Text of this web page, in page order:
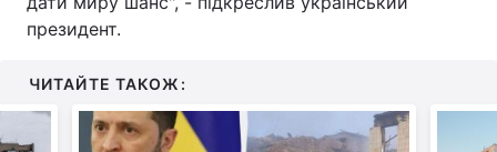
президент.
ЧИТАЙТЕ ТАКОЖ: